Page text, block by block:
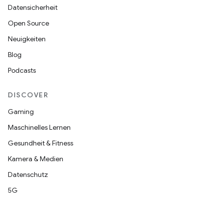
Datensicherheit
Open Source
Neuigkeiten
Blog
Podcasts
DISCOVER
Gaming
Maschinelles Lernen
Gesundheit & Fitness
Kamera & Medien
Datenschutz
5G